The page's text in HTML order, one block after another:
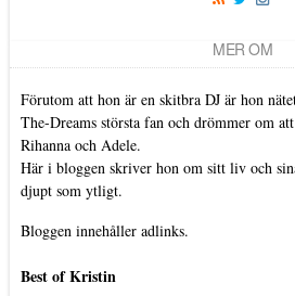
MER OM
Förutom att hon är en skitbra DJ är hon
The-Dreams största fan och drömmer om
Rihanna och Adele.
Här i bloggen skriver hon om sitt liv och
djupt som ytligt.
Bloggen innehåller adlinks.
Best of Kristin